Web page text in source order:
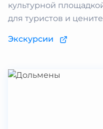
культурной
для туристов и
Экскурсии